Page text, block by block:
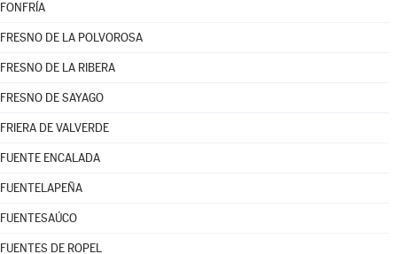
FONFRÍA
FRESNO DE LA POLVOROSA
FRESNO DE LA RIBERA
FRESNO DE SAYAGO
FRIERA DE VALVERDE
FUENTE ENCALADA
FUENTELAPEÑA
FUENTESAÚCO
FUENTES DE ROPEL